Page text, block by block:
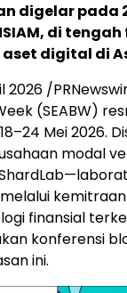
digelar pada
di
digital di
2026 /
(SEABW)
Mei 2026.
modal
finansial
konferensi
ini.